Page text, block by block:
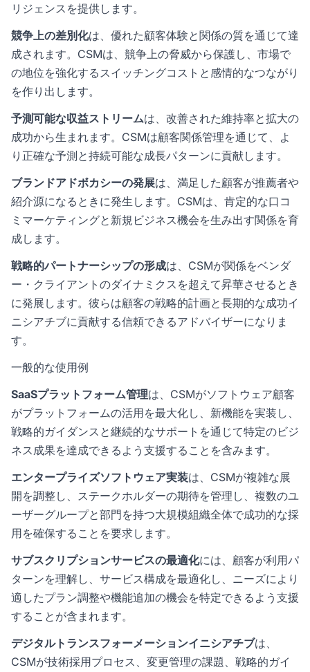
リジェンスを提供します。
競争上の差別化は、優れた顧客体験と関係の質を通じて達
成されます。CSMは、競争上の脅威から保護し、市場で
の地位を強化するスイッチングコストと感情的なつながり
を作り出します。
予測可能な収益ストリームは、改善された維持率と拡大の
成功から生まれます。CSMは顧客関係管理を通じて、よ
り正確な予測と持続可能な成長パターンに貢献します。
ブランドアドボカシーの発展は、満足した顧客が推薦者や
紹介源になるときに発生します。CSMは、肯定的な口コ
ミマーケティングと新規ビジネス機会を生み出す関係を育
成します。
戦略的パートナーシップの形成は、CSMが関係をベンダ
ー・クライアントのダイナミクスを超えて昇華させるとき
に発展します。彼らは顧客の戦略的計画と長期的な成功イ
ニシアチブに貢献する信頼できるアドバイザーになりま
す。
一般的な使用例
SaaSプラットフォーム管理は、CSMがソフトウェア顧客
がプラットフォームの活用を最大化し、新機能を実装し、
戦略的ガイダンスと継続的なサポートを通じて特定のビジ
ネス成果を達成できるよう支援することを含みます。
エンタープライズソフトウェア実装は、CSMが複雑な展
開を調整し、ステークホルダーの期待を管理し、複数のユ
ーザーグループと部門を持つ大規模組織全体で成功的な採
用を確保することを要求します。
サブスクリプションサービスの最適化には、顧客が利用パ
ターンを理解し、サービス構成を最適化し、ニーズにより
適したプラン調整や機能追加の機会を特定できるよう支援
することが含まれます。
デジタルトランスフォーメーションイニシアチブは、
CSMが技術採用プロセス、変更管理の課題、戦略的ガイ